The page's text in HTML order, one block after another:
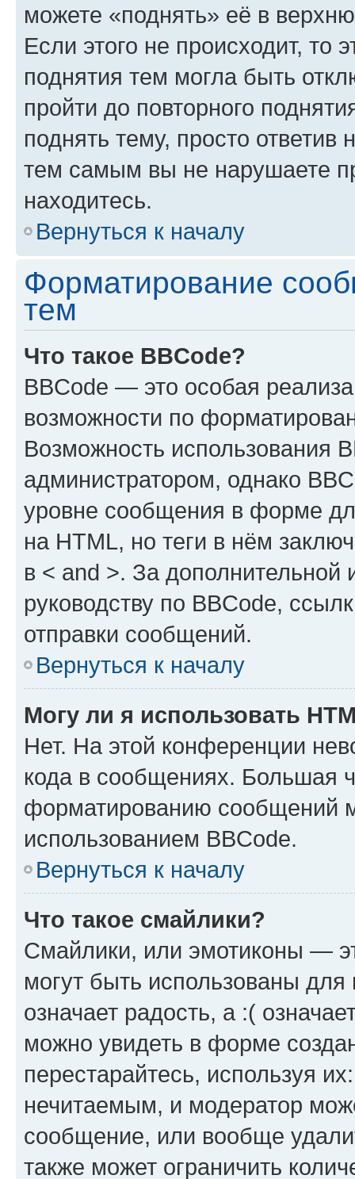
можете «поднять» её в
Если этого не происходит, то
поднятия тем могла быть
пройти до повторного
поднять тему, просто ответив
тем самым вы не нарушаете
находитесь.
Вернуться к началу
Форматирование
тем
Что такое BBCode?
BBCode — это особая
возможности по
Возможность использования
администратором, однако
уровне сообщения в форме
на HTML, но теги в нём
в < and >. За
руководству по BBCode,
отправки сообщений.
Вернуться к началу
Могу ли я использовать
Нет. На этой конференции
кода в сообщениях. Большая
форматированию сообщений
использованием BBCode.
Вернуться к началу
Что такое смайлики?
Смайлики, или эмотиконы —
могут быть использованы
означает радость, а :(
можно увидеть в форме
перестарайтесь, используя
нечитаемым, и модератор
сообщение, или вообще
также может ограничить